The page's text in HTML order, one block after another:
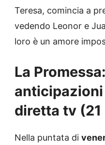
Teresa, comincia a
vedendo Leonor e
loro è un amore
La
diretta tv
Nella puntata di